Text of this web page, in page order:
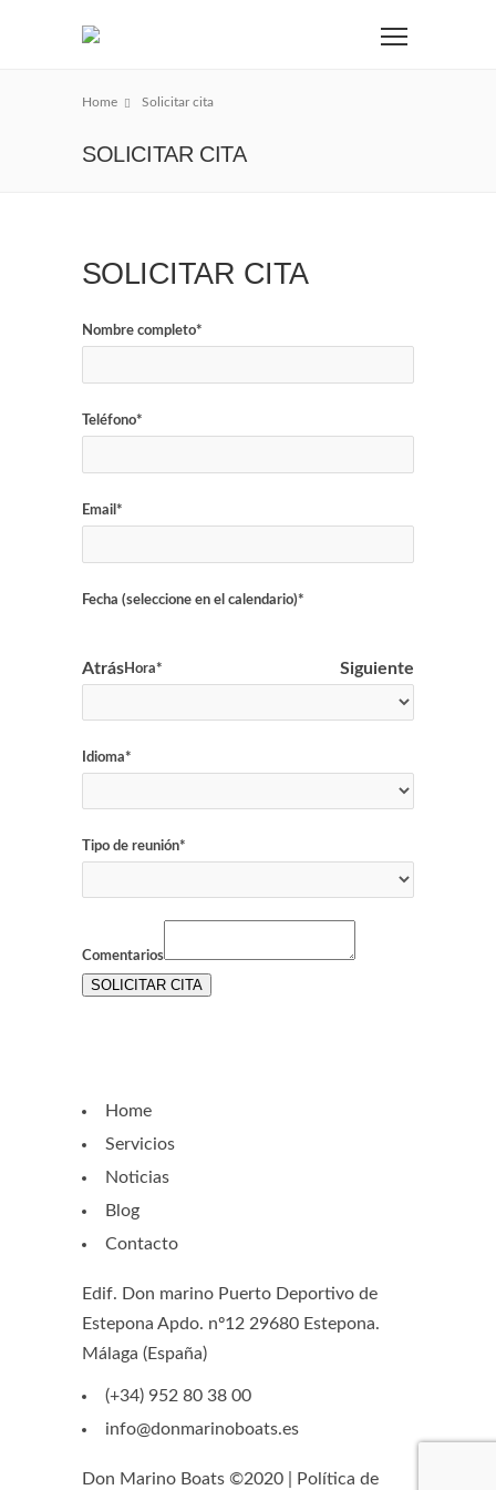
Home Solicitar cita
SOLICITAR CITA
SOLICITAR CITA
Nombre completo*
Teléfono*
Email*
Fecha (seleccione en el calendario)*
Atrás Siguiente
Hora*
Idioma*
Tipo de reunión*
Comentarios
Home
Servicios
Noticias
Blog
Contacto
Edif. Don marino Puerto Deportivo de
Estepona Apdo. nº12 29680 Estepona.
Málaga (España)
(+34) 952 80 38 00
info@donmarinoboats.es
Don Marino Boats ©2020 | Política de